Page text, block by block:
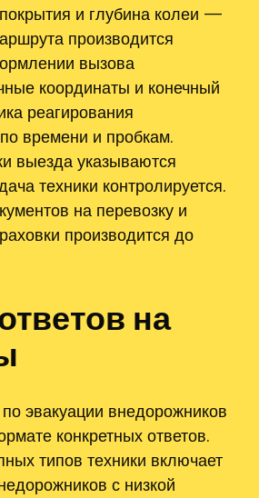
и глубина колеи —
производится
вызова
координаты и конечный
реагирования
времени и пробкам.
выезда указываются
техники контролируется.
на перевозку и
производится до
на
эвакуации внедорожников
конкретных ответов.
типов техники включает
с низкой